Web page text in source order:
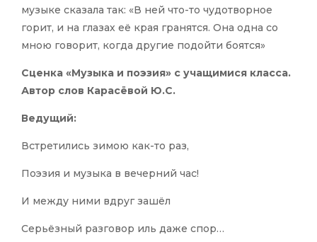
музыке сказала так: «В ней что-то чудотворное
горит, и на глазах её края гранятся. Она одна со
мною говорит, когда другие подойти боятся»
Сценка «Музыка и поэзия» с учащимися класса.
Автор слов Карасёвой Ю.С.
Ведущий:
Встретились зимою как-то раз,
Поэзия и музыка в вечерний час!
И между ними вдруг зашёл
Серьёзный разговор иль даже спор…